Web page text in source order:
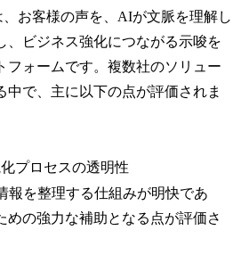
、お客様の声を、AIが文脈を理解し
、ビジネス強化につながる示唆を
フォームです。複数社のソリュー
中で、主に以下の点が評価されま
プロセスの透明性
報を整理する仕組みが明快であ
めの強力な補助となる点が評価さ